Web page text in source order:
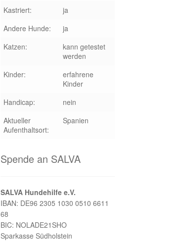
Kastriert:
ja
Andere Hunde:
ja
Katzen:
kann getestet
werden
Kinder:
erfahrene
Kinder
Handicap:
nein
Aktueller
Aufenthaltsort:
Spanien
Spende an SALVA
SALVA Hundehilfe e.V.
IBAN: DE96 2305 1030 0510 6611
68
BIC: NOLADE21SHO
Sparkasse Südholstein